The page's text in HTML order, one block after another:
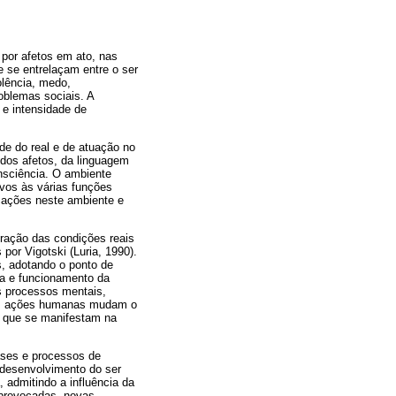
afetos em ato, nas
se entrelaçam entre o ser
medo,
sociais. A
intensidade de
do real e de atuação no
afetos, da linguagem
O ambiente
às várias funções
neste ambiente e
das condições reais
Vigotski (Luria, 1990).
adotando o ponto de
e funcionamento da
processos mentais,
humanas mudam o
se manifestam na
e processos de
do ser
admitindo a influência da